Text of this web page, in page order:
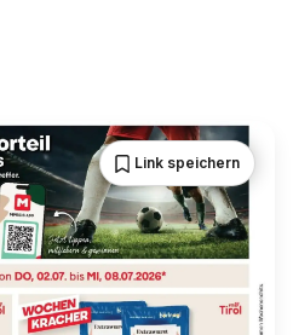
Link speichern